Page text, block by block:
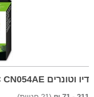
דיו וטונרים HP 933XL C CN054AE